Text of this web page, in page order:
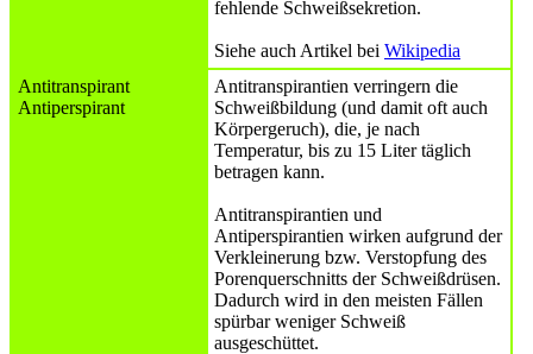
fehlende Schweißsekretion.
Siehe auch Artikel bei Wikipedia
Antitranspirant
Antiperspirant
Antitranspirantien verringern die
Schweißbildung (und damit oft auch
Körpergeruch), die, je nach
Temperatur, bis zu 15 Liter täglich
betragen kann.
Antitranspirantien und
Antiperspirantien wirken aufgrund der
Verkleinerung bzw. Verstopfung des
Porenquerschnitts der Schweißdrüsen.
Dadurch wird in den meisten Fällen
spürbar weniger Schweiß
ausgeschüttet.